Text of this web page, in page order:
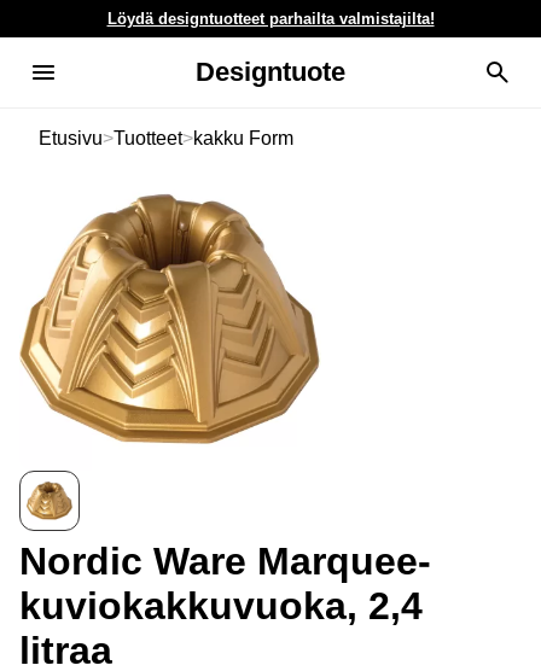
Löydä designtuotteet parhailta valmistajilta!
Designtuote
Etusivu>Tuotteet>kakku Form
Nordic Ware Marquee-
kuviokakkuvuoka, 2,4
litraa